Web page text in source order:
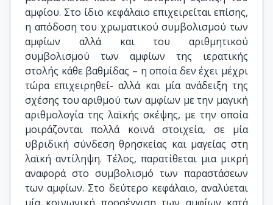
αμφίου. Στο ίδιο κεφάλαιο επιχειρείται επίσης,
η απόδοση του χρωματικού συμβολισμού των
αμφίων αλλά και του αριθμητικού
συμβολισμού των αμφίων της ιερατικής
στολής κάθε βαθμίδας – η οποία δεν έχει μέχρι
τώρα επιχειρηθεί- αλλά και μία ανάδειξη της
σχέσης του αριθμού των αμφίων με την μαγική
αριθμολογία της λαϊκής σκέψης, με την οποία
μοιράζονται πολλά κοινά στοιχεία, σε μία
υβριδική σύνδεση θρησκείας και μαγείας στη
λαϊκή αντίληψη. Τέλος, παρατίθεται μια μικρή
αναφορά στο συμβολισμό των παραστάσεων
των αμφίων. Στο δεύτερο κεφάλαιο, αναλύεται